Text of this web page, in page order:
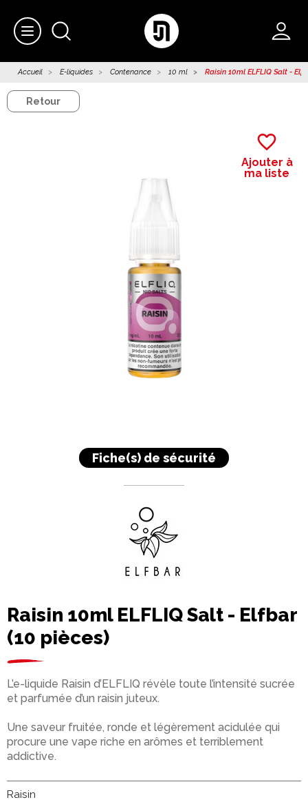
Accueil E-liquides Contenance 10 ml Raisin 10ml ELFLIQ Salt -
Retour
favorite_border
Ajouter à
ma liste
Fiche(s) de sécurité
Raisin 10ml ELFLIQ Salt - Elfbar
(10 pièces)
L’e-liquide Raisin d’ELFLIQ révèle toute l’intensité sucrée
et parfumée d’un raisin juteux.
Une saveur fruitée, ronde et légèrement acidulée qui
procure une vape riche en arômes et terriblement
addictive.
Raisin